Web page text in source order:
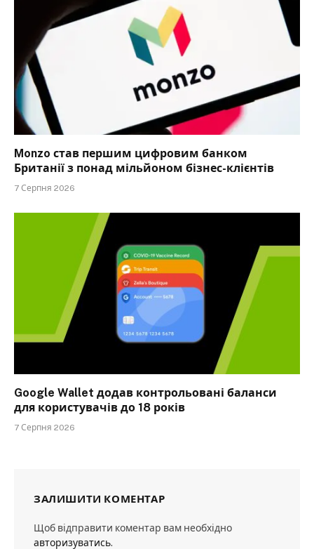
Monzo став першим цифровим банком
Британії з понад мільйоном бізнес-клієнтів
7 Серпня 2026
Google Wallet додав контрольовані баланси
для користувачів до 18 років
7 Серпня 2026
ЗАЛИШИТИ КОМЕНТАР
Щоб відправити коментар вам необхідно
авторизуватись.